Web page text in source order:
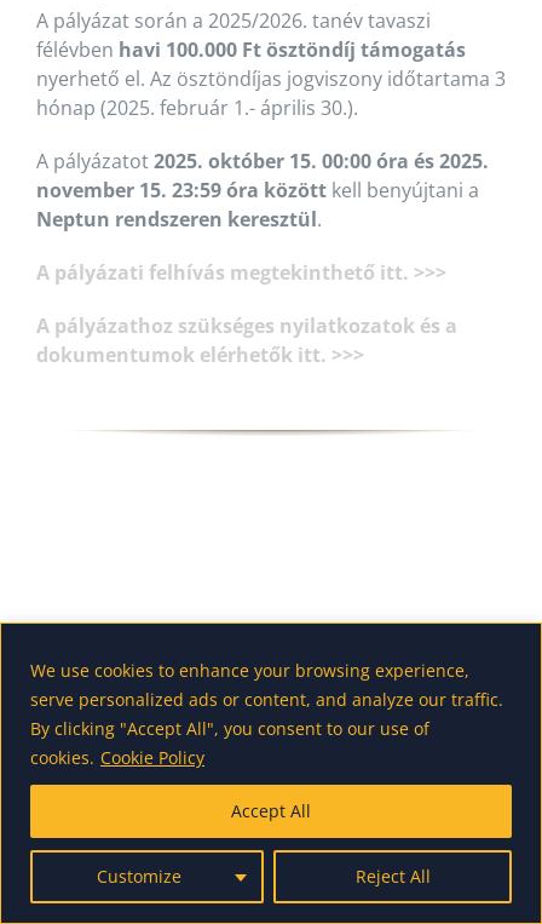
We use cookies to enhance your browsing experience,
serve personalized ads or content, and analyze our traffic.
By clicking "Accept All", you consent to our use of
cookies. Cookie Policy
Customize Reject All
Accept All
A pályázat során a 2025/2026. tanév tavaszi
félévben havi 100.000 Ft ösztöndíj támogatás
nyerhető el. Az ösztöndíjas jogviszony időtartama 3
hónap (2025. február 1.- április 30.).
A pályázatot2025. október 15. 00:00 óra és 2025.
november 15. 23:59 óra közöttkell benyújtani a
Neptun rendszeren keresztül.
A pályázati felhívás megtekinthető itt. >>>
A pályázathoz szükséges nyilatkozatok és a
dokumentumok elérhetők itt. >>>
SAS Jegyzetelő és KorTárs
Ösztöndíjpályázat